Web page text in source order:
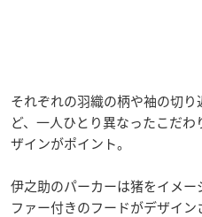
それぞれの羽織の柄や袖の切り
ど、一人ひとり異なったこだわ
ザインがポイント。
伊之助のパーカーは猪をイメー
ファー付きのフードがデザイン